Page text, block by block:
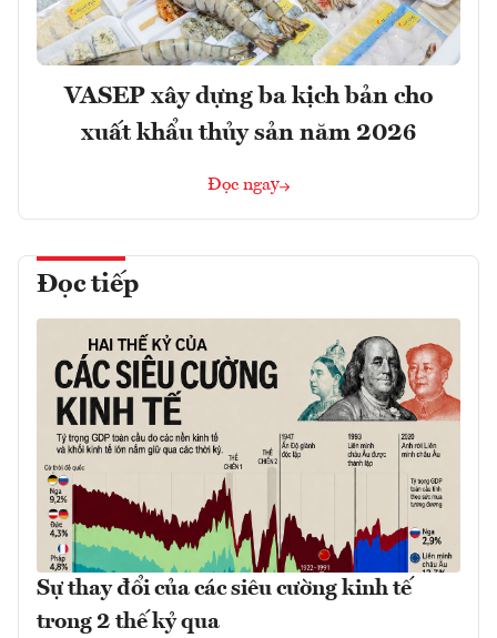
VASEP xây dựng ba kịch bản cho
xuất khẩu thủy sản năm 2026
Đọc ngay
Đọc tiếp
Sự thay đổi của các siêu cường kinh tế
trong 2 thế kỷ qua